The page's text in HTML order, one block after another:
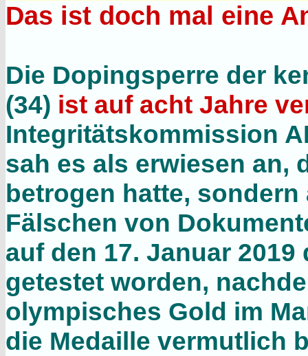
Das ist doch mal eine
Die Dopingsperre der
(34) ist auf acht Jahre
Integritätskommission
sah es als erwiesen an,
betrogen hatte,
Fälschen von
auf den 17. Januar
getestet worden,
olympisches Gold im
die Medaille vermutlich